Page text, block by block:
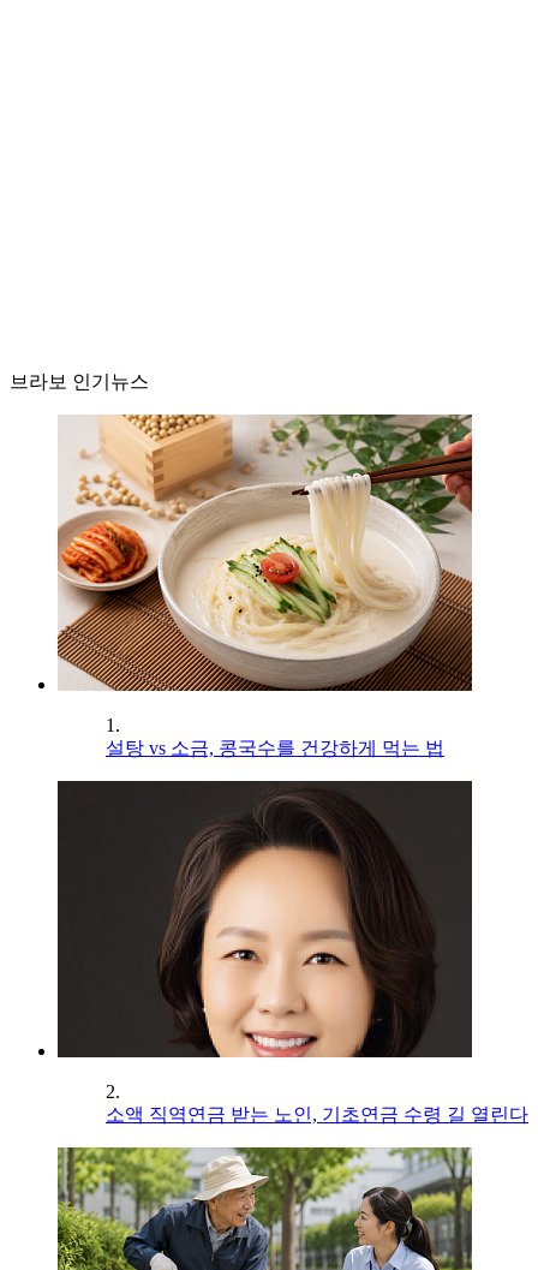
브라보 인기뉴스
1.
설탕 vs 소금, 콩국수를 건강하게 먹는 법
2.
소액 직역연금 받는 노인, 기초연금 수령 길 열린다